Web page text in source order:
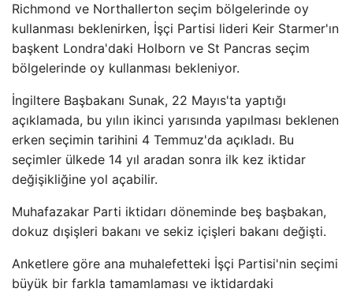
Richmond ve Northallerton seçim bölgelerinde oy
kullanması beklenirken, İşçi Partisi lideri Keir Starmer'ın
başkent Londra'daki Holborn ve St Pancras seçim
bölgelerinde oy kullanması bekleniyor.
İngiltere Başbakanı Sunak, 22 Mayıs'ta yaptığı
açıklamada, bu yılın ikinci yarısında yapılması beklenen
erken seçimin tarihini 4 Temmuz'da açıkladı. Bu
seçimler ülkede 14 yıl aradan sonra ilk kez iktidar
değişikliğine yol açabilir.
Muhafazakar Parti iktidarı döneminde beş başbakan,
dokuz dışişleri bakanı ve sekiz içişleri bakanı değişti.
Anketlere göre ana muhalefetteki İşçi Partisi'nin seçimi
büyük bir farkla tamamlaması ve iktidardaki